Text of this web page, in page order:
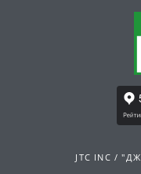
JTC INC /